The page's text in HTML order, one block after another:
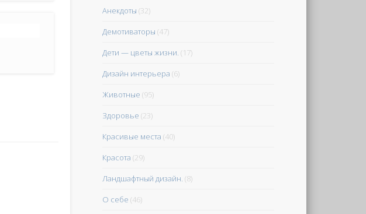
Анекдоты (32)
Демотиваторы (47)
Дети — цветы жизни. (17)
Дизайн интерьера (6)
Животные (95)
Здоровье (23)
Красивые места (40)
Красота (29)
Ландшафтный дизайн. (8)
О себе (46)